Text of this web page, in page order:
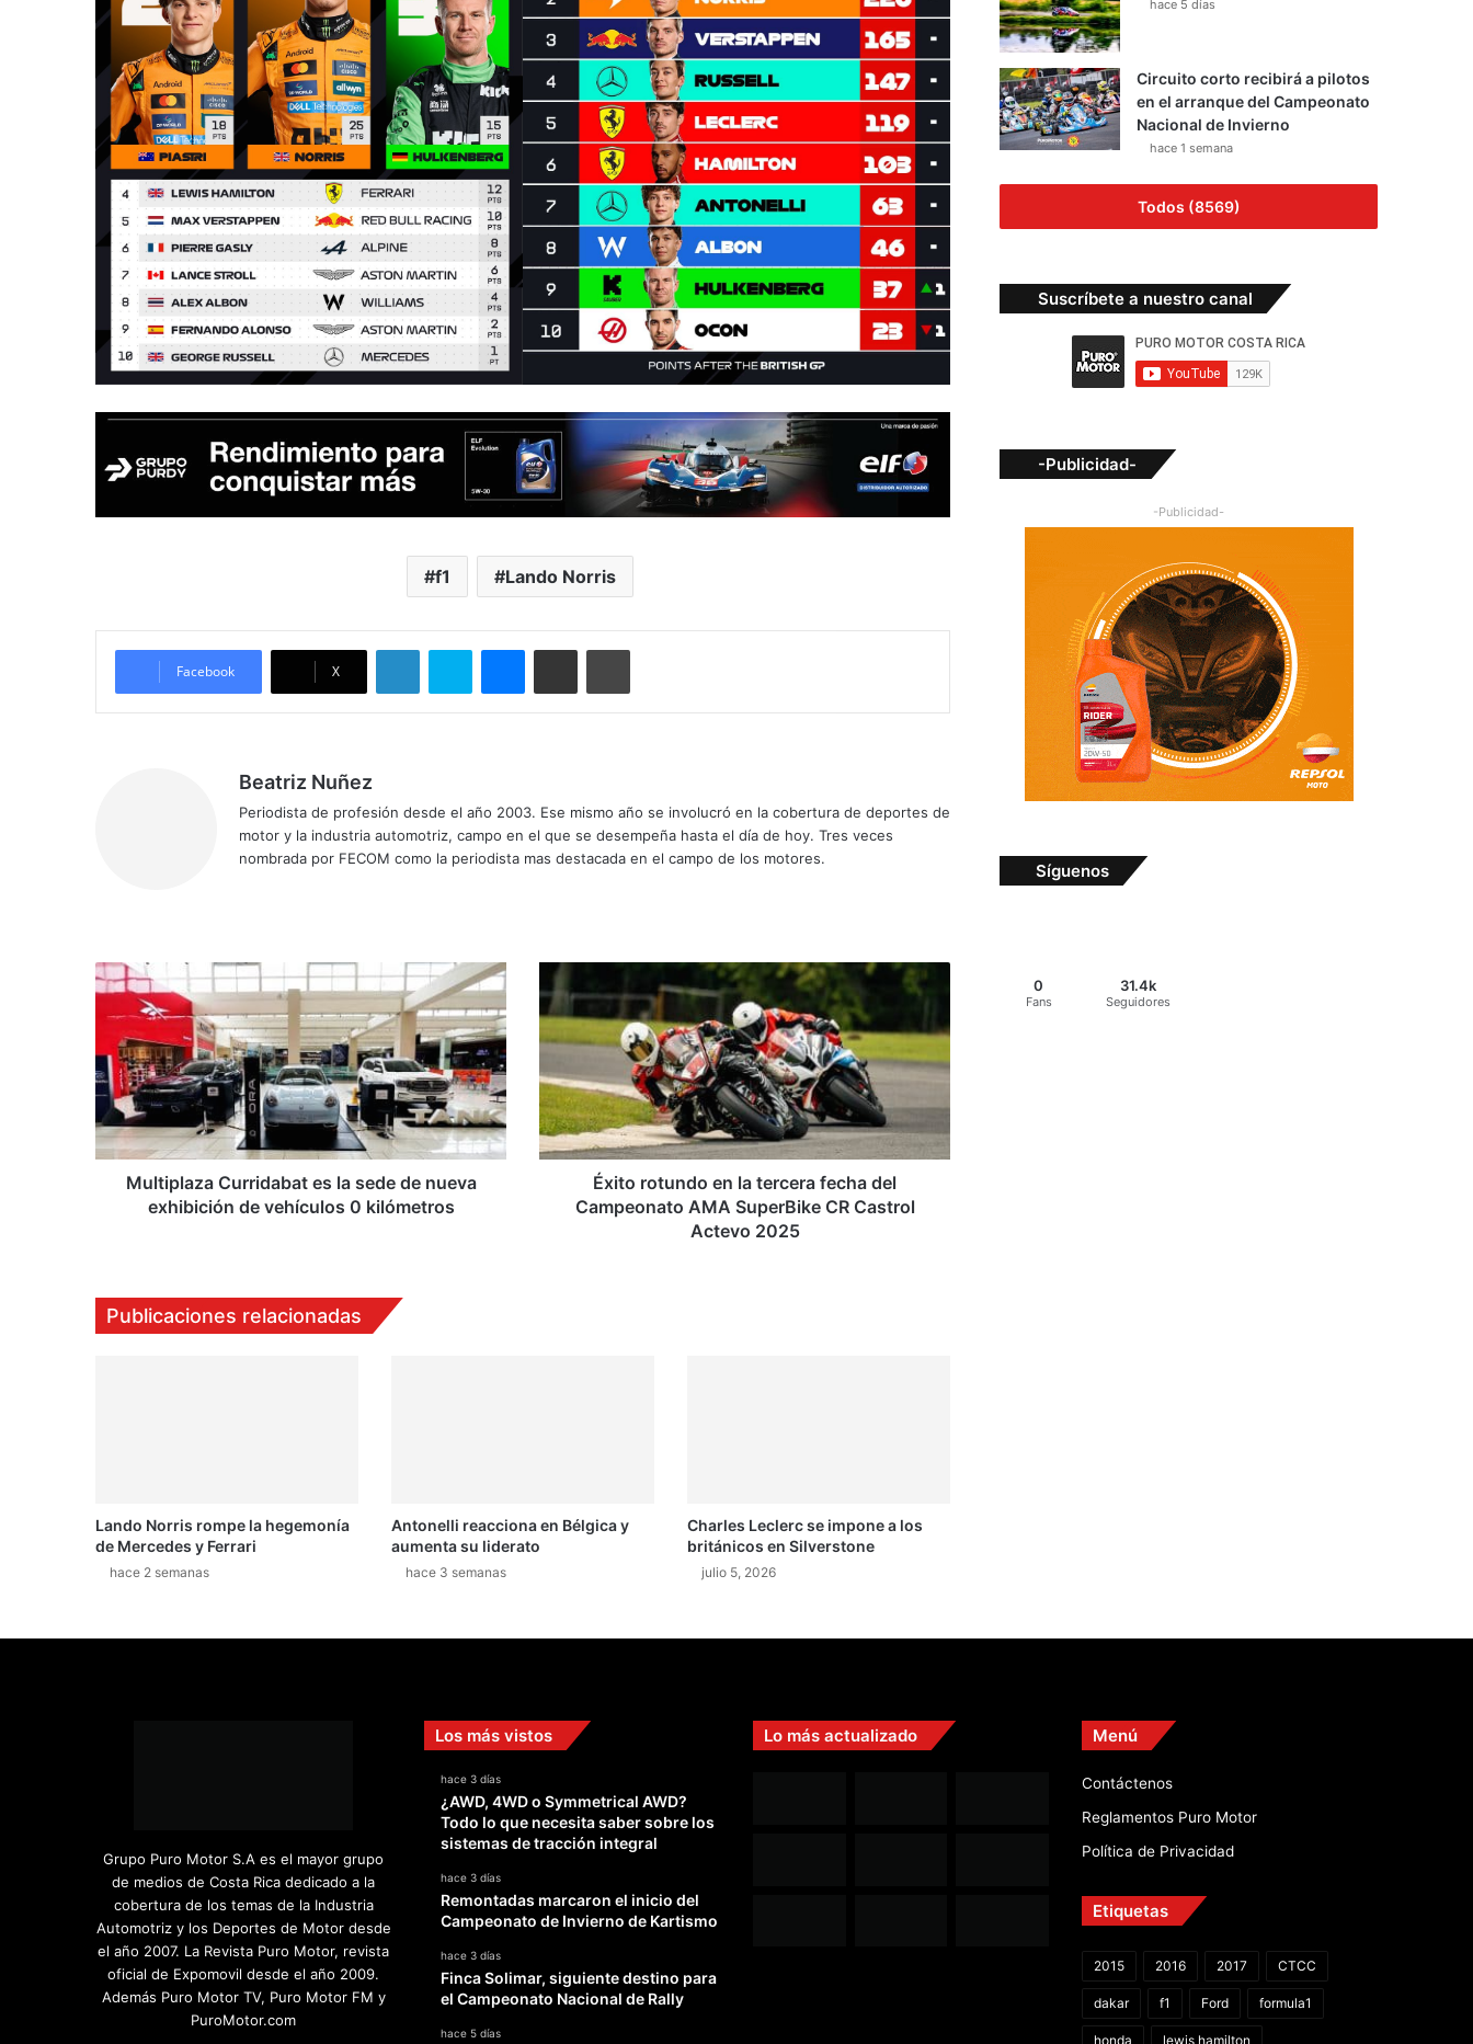
f1 Lando Norris
Facebook X
LinkedInSkype MessengerCompartir por correo electrónicoImprimir
Beatriz Nuñez
Periodista de profesión desde el año 2003. Ese mismo año se involucró en la cobertura de deportes de
motor y la industria automotriz, campo en el que se desempeña hasta el día de hoy. Tres veces
nombrada por FECOM como la periodista mas destacada en el campo de los motores.
Multiplaza
Curridabat
es
sede
de
nueva
exhibición
de
vehículos
Multiplaza Curridabat es la sede de nueva
exhibición de vehículos 0 kilómetros
Éxito
rotundo
en
la
fecha
del
Campeonato
AMA
SuperBikeÉxito rotundo en la tercera fecha del
Campeonato AMA SuperBike CR Castrol
Actevo 2025
Publicaciones relacionadas
Lando Norris rompe la hegemonía
de Mercedes y Ferrari
hace 2 semanas
Antonelli reacciona en Bélgica y
aumenta su liderato
hace 3 semanas
Charles Leclerc se impone a los
británicos en Silverstone
julio 5, 2026
hace 5 días
Circuito corto recibirá a pilotos
en el arranque del Campeonato
Nacional de Invierno
hace 1 semana
Todos (8569)
Suscríbete a nuestro canal
-Publicidad-
-Publicidad-
Síguenos
0
Fans
31.4k
Seguidores
Grupo Puro Motor S.A es el mayor grupo
de medios de Costa Rica dedicado a la
cobertura de los temas de la Industria
Automotriz y los Deportes de Motor desde
el año 2007. La Revista Puro Motor, revista
oficial de Expomovil desde el año 2009.
Además Puro Motor TV, Puro Motor FM y
PuroMotor.com
Los más vistos
hace 3 días
¿AWD, 4WD o Symmetrical AWD?
Todo lo que necesita saber sobre los
sistemas de tracción integral
hace 3 días
Remontadas marcaron el inicio del
Campeonato de Invierno de Kartismo
hace 3 días
Finca Solimar, siguiente destino para
el Campeonato Nacional de Rally
hace 5 días
Lo más actualizado Menú
Contáctenos
Reglamentos Puro Motor
Política de Privacidad
Etiquetas
2015 2016 2017 CTCC
dakar f1 Ford formula1
honda lewis hamilton